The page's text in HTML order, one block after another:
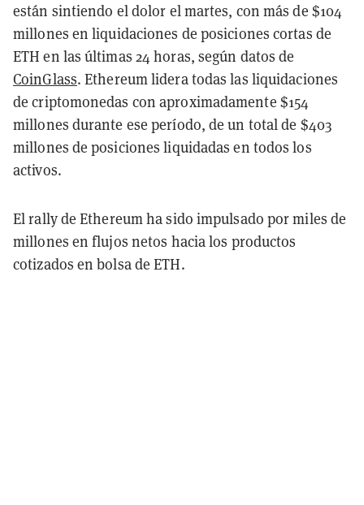
están sintiendo el dolor el martes, con más de $104
millones en liquidaciones de posiciones cortas de
ETH en las últimas 24 horas, según datos de
CoinGlass. Ethereum lidera todas las liquidaciones
de criptomonedas con aproximadamente $154
millones durante ese período, de un total de $403
millones de posiciones liquidadas en todos los
activos.
El rally de Ethereum ha sido impulsado por miles de
millones en flujos netos hacia los productos
cotizados en bolsa de ETH.